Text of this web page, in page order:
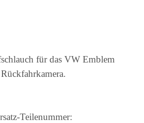
für das VW Emblem
Rückfahrkamera.
Teilenummer: